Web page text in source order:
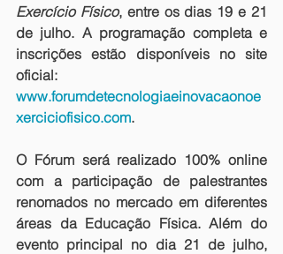
Exercício Físico, entre os dias 19 e 21
de julho. A programação completa e
inscrições estão disponíveis no site
www.forumdetecnologiaeinovacaonoe
xerciciofisico.com.
O Fórum será realizado 100% online
com a participação de palestrantes
renomados no mercado em diferentes
áreas da Educação Física. Além do
evento principal no dia 21 de julho,